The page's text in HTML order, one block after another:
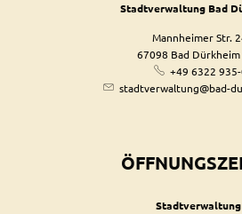
Stadtverwaltung Bad
Mannheimer Str.
67098 Bad Dürkheim
+49 6322
stadtverwaltung@bad-
Stadtverwaltung